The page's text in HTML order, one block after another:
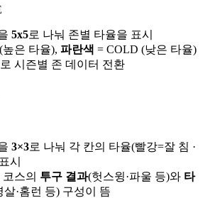
5x5로 나눠 존별 타율을 표시
높은 타율), 파란색 = COLD (낮은 타율)
시즌별 존 데이터 전환
3×3로 나눠 각 칸의 타율(빨강=잘 침 ·
시
스의 투구 결과(헛스윙·파울 등)와 타
살·홈런 등) 구성이 뜸